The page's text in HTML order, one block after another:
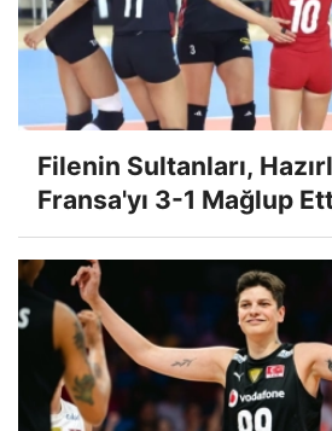
Filenin Sultanları,
Fransa'yı 3-1 Mağlup